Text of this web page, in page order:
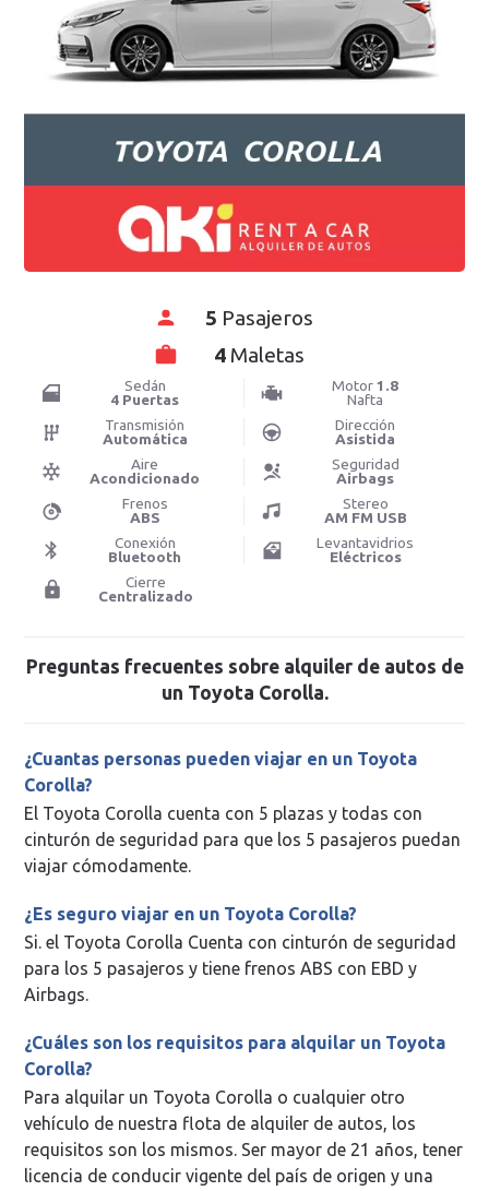
5 Pasajeros
4 Maletas
Sedán
4 Puertas
Motor1.8
Nafta
Transmisión
Automática
Dirección
Asistida
Aire
Acondicionado
Seguridad
Airbags
Frenos
ABS
Stereo
AM FM USB
Conexión
Bluetooth
Levantavidrios
Eléctricos
Cierre
Centralizado
Preguntas frecuentes sobre alquiler de autos de
un Toyota Corolla.
¿Cuantas personas pueden viajar en un Toyota
Corolla?
El Toyota Corolla cuenta con 5 plazas y todas con
cinturón de seguridad para que los 5 pasajeros puedan
viajar cómodamente.
¿Es seguro viajar en un Toyota Corolla?
Si. el Toyota Corolla Cuenta con cinturón de seguridad
para los 5 pasajeros y tiene frenos ABS con EBD y
Airbags.
¿Cuáles son los requisitos para alquilar un Toyota
Corolla?
Para alquilar un Toyota Corolla o cualquier otro
vehículo de nuestra flota de alquiler de autos, los
requisitos son los mismos. Ser mayor de 21 años, tener
licencia de conducir vigente del país de origen y una